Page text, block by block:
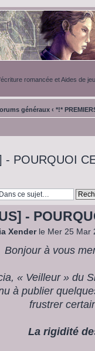
romancée et Aides de
généraux ‹ *!*
- POURQUOI
-
Xenderle Mer 25 Mar
Bonjour à vous
« Veilleur » du
à publier
frustrer
La rigidité